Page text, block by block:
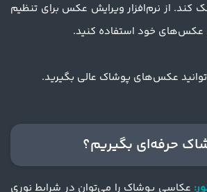
از نرم‌افزار ویرایش عکس برای تنظیم
عکس‌های خود استفاده کنید.
عکس‌های پوشاک عالی بگیرید.
عکاسی پوشاک را می‌توان در شرایط نوری
حرفه‌ای بگیریم؟